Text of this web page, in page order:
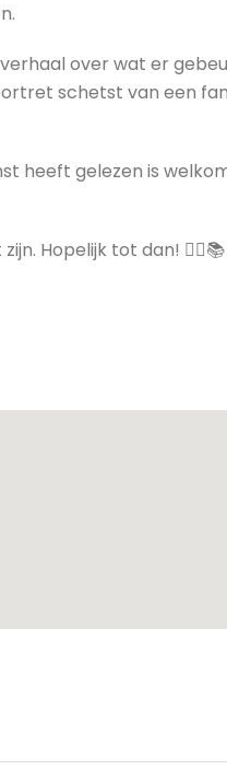
over wat er
schetst van een
heeft gelezen is
Hopelijk tot dan! 🏳️‍🌈📚